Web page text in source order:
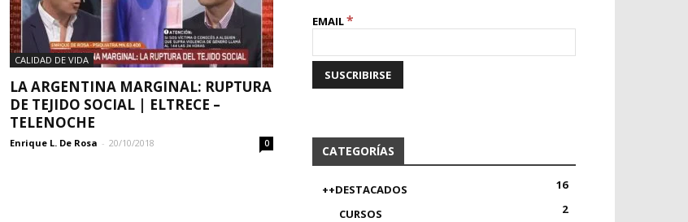
CALIDAD DE VIDA
LA ARGENTINA MARGINAL: RUPTURA
DE TEJIDO SOCIAL | ELTRECE –
TELENOCHE
Enrique L. De Rosa - 20/10/2018 0
EMAIL*
CATEGORÍAS
++DESTACADOS
16
CURSOS
2